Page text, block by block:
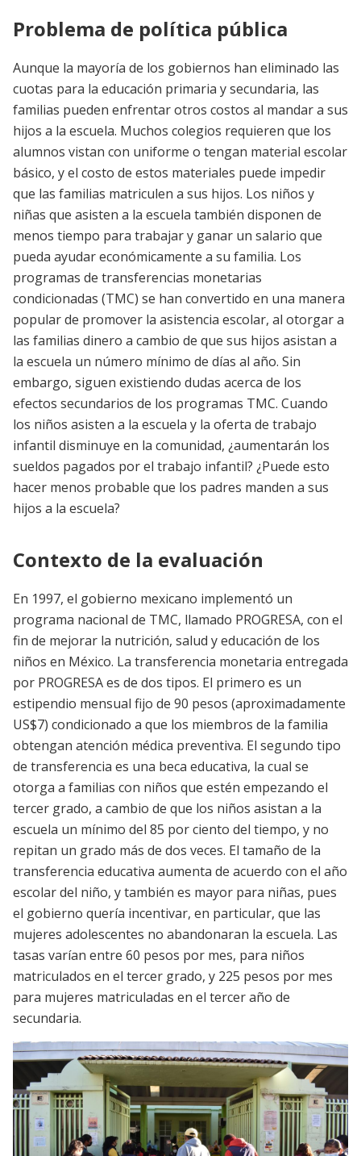
Problema de política pública
Aunque la mayoría de los gobiernos han eliminado las
cuotas para la educación primaria y secundaria, las
familias pueden enfrentar otros costos al mandar a sus
hijos a la escuela. Muchos colegios requieren que los
alumnos vistan con uniforme o tengan material escolar
básico, y el costo de estos materiales puede impedir
que las familias matriculen a sus hijos. Los niños y
niñas que asisten a la escuela también disponen de
menos tiempo para trabajar y ganar un salario que
pueda ayudar económicamente a su familia. Los
programas de transferencias monetarias
condicionadas (TMC) se han convertido en una manera
popular de promover la asistencia escolar, al otorgar a
las familias dinero a cambio de que sus hijos asistan a
la escuela un número mínimo de días al año. Sin
embargo, siguen existiendo dudas acerca de los
efectos secundarios de los programas TMC. Cuando
los niños asisten a la escuela y la oferta de trabajo
infantil disminuye en la comunidad, ¿aumentarán los
sueldos pagados por el trabajo infantil? ¿Puede esto
hacer menos probable que los padres manden a sus
hijos a la escuela?
Contexto de la evaluación
En 1997, el gobierno mexicano implementó un
programa nacional de TMC, llamado PROGRESA, con el
fin de mejorar la nutrición, salud y educación de los
niños en México. La transferencia monetaria entregada
por PROGRESA es de dos tipos. El primero es un
estipendio mensual fijo de 90 pesos (aproximadamente
US$7) condicionado a que los miembros de la familia
obtengan atención médica preventiva. El segundo tipo
de transferencia es una beca educativa, la cual se
otorga a familias con niños que estén empezando el
tercer grado, a cambio de que los niños asistan a la
escuela un mínimo del 85 por ciento del tiempo, y no
repitan un grado más de dos veces. El tamaño de la
transferencia educativa aumenta de acuerdo con el año
escolar del niño, y también es mayor para niñas, pues
el gobierno quería incentivar, en particular, que las
mujeres adolescentes no abandonaran la escuela. Las
tasas varían entre 60 pesos por mes, para niños
matriculados en el tercer grado, y 225 pesos por mes
para mujeres matriculadas en el tercer año de
secundaria.